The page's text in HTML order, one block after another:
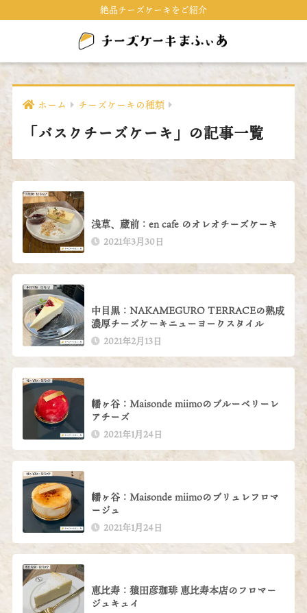
絶品チーズケーキをご紹介
ホーム チーズケーキの種類
「バスクチーズケーキ」の記事一覧
浅草、蔵前：en cafe のオレオチーズケーキ
2021年3月30日
中目黒：NAKAMEGURO TERRACEの熟成
濃厚チーズケーキニューヨークスタイル
2021年2月13日
幡ヶ谷：Maisonde miimoのブルーベリーレ
アチーズ
2021年1月24日
幡ヶ谷：Maisonde miimoのブリュレフロマ
ージュ
2021年1月24日
恵比寿：猿田彦珈琲 恵比寿本店のフロマー
ジュキュイ